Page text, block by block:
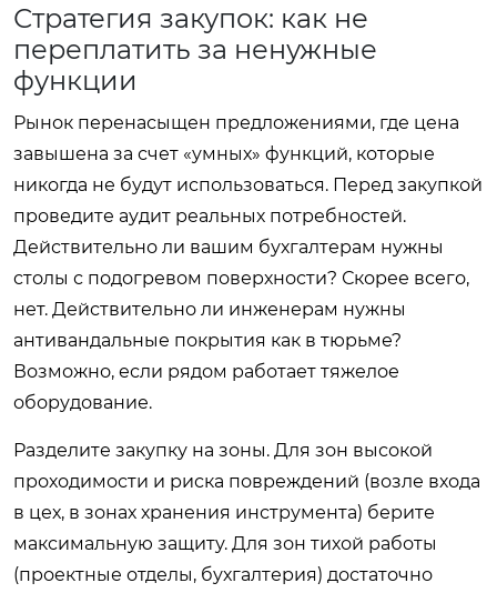
Стратегия закупок: как не
переплатить за ненужные
функции
Рынок перенасыщен предложениями, где цена
завышена за счет «умных» функций, которые
никогда не будут использоваться. Перед закупкой
проведите аудит реальных потребностей.
Действительно ли вашим бухгалтерам нужны
столы с подогревом поверхности? Скорее всего,
нет. Действительно ли инженерам нужны
антивандальные покрытия как в тюрьме?
Возможно, если рядом работает тяжелое
оборудование.
Разделите закупку на зоны. Для зон высокой
проходимости и риска повреждений (возле входа
в цех, в зонах хранения инструмента) берите
максимальную защиту. Для зон тихой работы
(проектные отделы, бухгалтерия) достаточно